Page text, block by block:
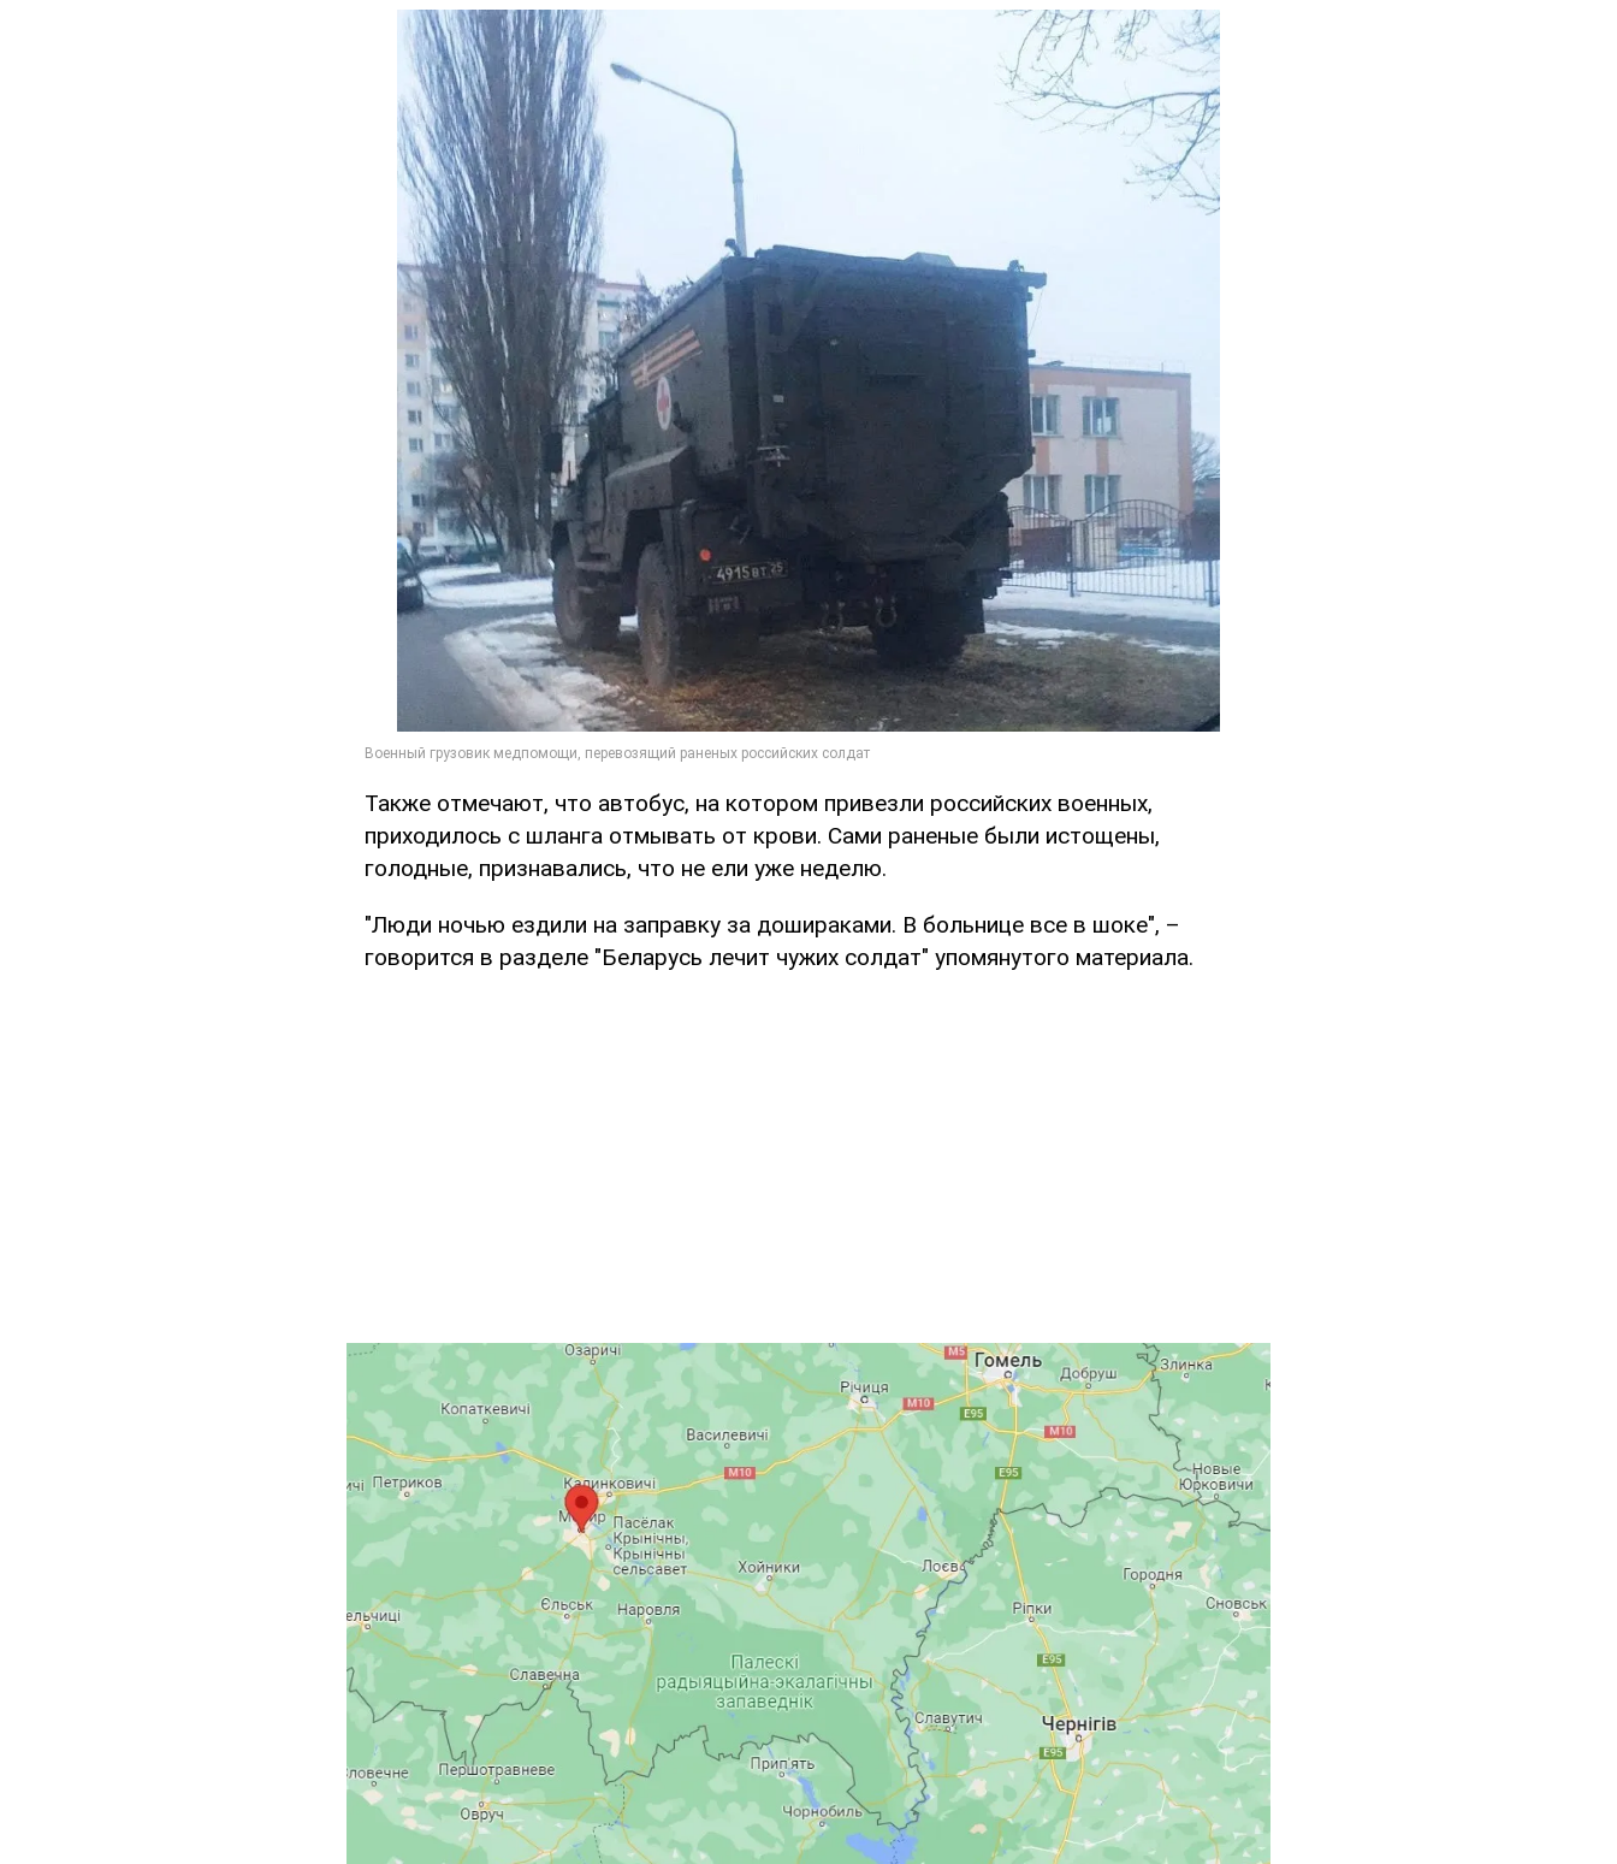
Также отмечают, что автобус, на котором привезли российских военных,
приходилось с шланга отмывать от крови. Сами раненые были истощены,
голодные, признавались, что не ели уже неделю.
"Люди ночью ездили на заправку за дошираками. В больнице все в шоке", –
говорится в разделе "Беларусь лечит чужих солдат" упомянутого материала.